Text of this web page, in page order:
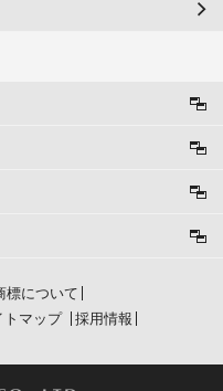
標について
トマップ 採用情報